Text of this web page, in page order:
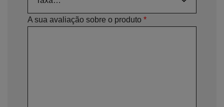
A sua avaliação sobre o produto *